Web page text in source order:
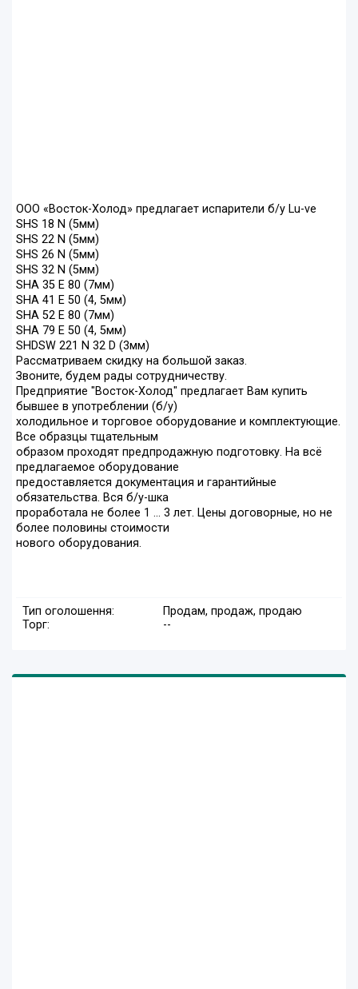
ООО «Восток-Холод» предлагает испарители б/у Lu-ve
SHS 18 N (5мм)
SHS 22 N (5мм)
SHS 26 N (5мм)
SHS 32 N (5мм)
SHA 35 E 80 (7мм)
SHA 41 E 50 (4, 5мм)
SHA 52 E 80 (7мм)
SHA 79 E 50 (4, 5мм)
SHDSW 221 N 32 D (3мм)
Рассматриваем скидку на большой заказ.
Звоните, будем рады сотрудничеству.
Предприятие "Восток-Холод" предлагает Вам купить
бывшее в употреблении (б/у)
холодильное и торговое оборудование и комплектующие.
Все образцы тщательным
образом проходят предпродажную подготовку. На всё
предлагаемое оборудование
предоставляется документация и гарантийные
обязательства. Вся б/у-шка
проработала не более 1 ... 3 лет. Цены договорные, но не
более половины стоимости
нового оборудования.
Тип оголошення:
Продам, продаж, продаю
Торг:
--